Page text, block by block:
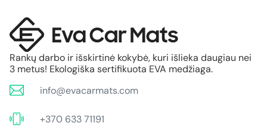
Rankų darbo ir išskirtinė kokybė, kuri išlieka daugiau nei
3 metus! Ekologiška sertifikuota EVA medžiaga.
info@evacarmats.com
+370 633 71191